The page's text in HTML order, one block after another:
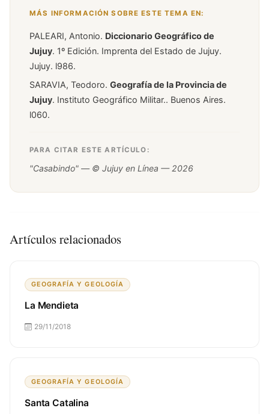
MÁS INFORMACIÓN SOBRE ESTE TEMA EN:
PALEARI, Antonio. Diccionario Geográfico de
Jujuy. 1º Edición. Imprenta del Estado de Jujuy.
Jujuy. l986.
SARAVIA, Teodoro. Geografía de la Provincia de
Jujuy. Instituto Geográfico Militar.. Buenos Aires.
l060.
PARA CITAR ESTE ARTÍCULO:
"Casabindo" — © Jujuy en Línea — 2026
Artículos relacionados
GEOGRAFÍA Y GEOLOGÍA
La Mendieta
29/11/2018
GEOGRAFÍA Y GEOLOGÍA
Santa Catalina